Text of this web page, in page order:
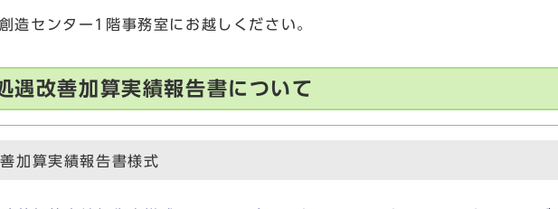
造センター1階事務室にお越しください。
改善加算実績報告書について
加算実績報告書様式